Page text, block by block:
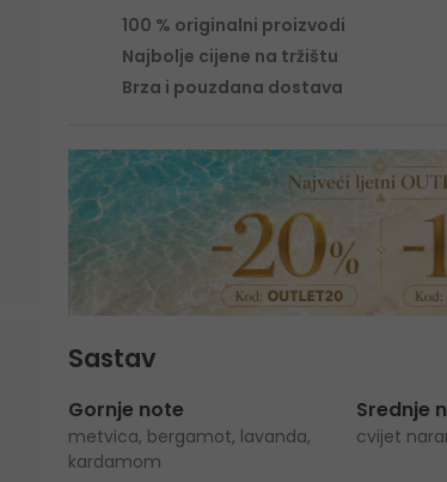
100 % originalni proizvodi
Najbolje cijene na tržištu
Brza i pouzdana dostava
Sastav
Gornje note
metvica, bergamot, lavanda,
kardamom
Srednje
cvijet